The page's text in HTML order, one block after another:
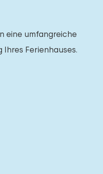
eine umfangreiche
Ferienhauses.